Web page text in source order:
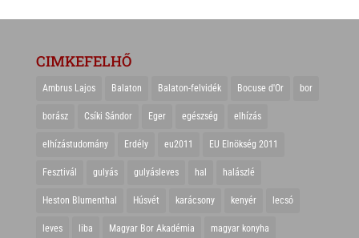
CIMKEFELHŐ
Ambrus Lajos Balaton Balaton-felvidék Bocuse d'Or bor
borász Csíki Sándor Eger egészség elhízás
elhízástudomány Erdély eu2011 EU Elnökség 2011
Fesztivál gulyás gulyásleves hal halászlé
Heston Blumenthal Húsvét karácsony kenyér lecsó
leves liba Magyar Bor Akadémia magyar konyha